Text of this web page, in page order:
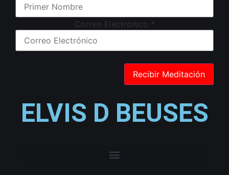
Correo Electrónico *
ELVIS D BEUSES